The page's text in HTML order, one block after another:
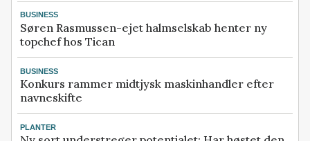
BUSINESS
Søren Rasmussen-ejet halmselskab henter ny
topchef hos Tican
BUSINESS
Konkurs rammer midtjysk maskinhandler efter
navneskifte
PLANTER